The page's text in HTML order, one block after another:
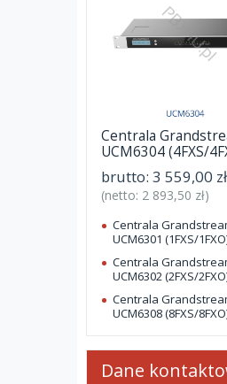
Centrala
UCM6304 (4FXS/
brutto: 3 559,00 zł
(netto: 2 893,50 zł)
Centrala
UCM6301 (1FXS/
Centrala
UCM6302 (2FXS/
Centrala
UCM6308 (8FXS/
Dane